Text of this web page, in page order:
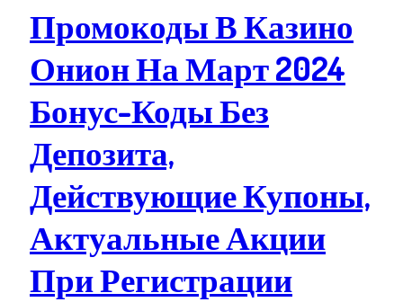
Промокоды В Казино
Онион На Март 2024
Бонус-Коды Без
Депозита,
Действующие Купоны,
Актуальные Акции
При Регистрации